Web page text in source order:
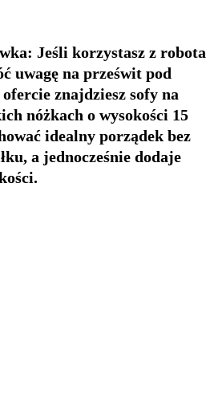
Jeśli korzystasz z robota
uwagę na prześwit pod
znajdziesz sofy na
nóżkach o wysokości 15
idealny porządek bez
a jednocześnie dodaje